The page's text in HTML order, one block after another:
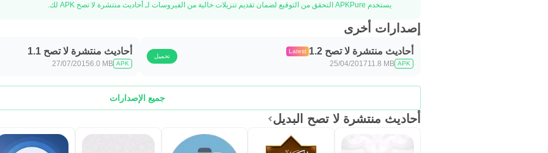
يستخدم APKPure التحقق من التوقيع لضمان تقديم تنزيلات خالية من الفيروسات لـ أحاديث منتشرة لا تصح APK لك.
إصدارات أخرى
أحاديث منتشرة لا تصح 1.2
Latest
APK
11.8 MB
25/04/2017
تحميل أحاديث منتشرة لا تصح 1.1
APK
6.0 MB
27/07/2015
جميع الإصدارات
أحاديث منتشرة لا تصح البديل